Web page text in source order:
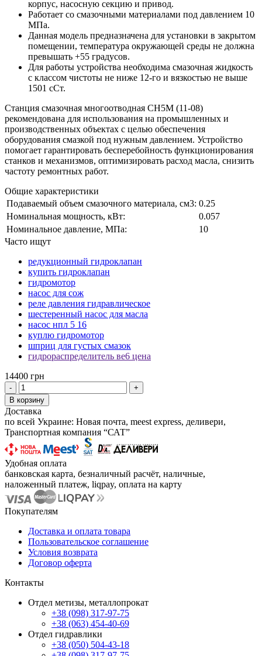
корпус, насосную секцию и привод.
Работает со смазочными материалами под давлением 10
МПа.
Данная модель предназначена для установки в закрытом
помещении, температура окружающей среды не должна
превышать +55 градусов.
Для работы устройства необходима смазочная жидкость
с классом чистоты не ниже 12-го и вязкостью не выше
1501 сСт.
Станция смазочная многоотводная СН5М (11-08)
рекомендована для использования на промышленных и
производственных объектах с целью обеспечения
оборудования смазкой под нужным давлением. Устройство
помогает гарантировать бесперебойность функционирования
станков и механизмов, оптимизировать расход масла, снизить
частоту ремонтных работ.
Общие характеристики
Подаваемый объем смазочного материала, см3: 0.25
Номинальная мощность, кВт:
0.057
Номинальное давление, МПа:
10
Часто ищут
редукционный гидроклапан
купить гидроклапан
гидромотор
насос для сож
реле давления гидравлическое
шестеренный насос для масла
насос нпл 5 16
куплю гидромотор
шприц для густых смазок
гидрораспределитель ве6 цена
14400 грн
-
+
В корзину
Доставка
по всей Украине: Новая почта, meest express, деливери,
Транспортная компания “САТ”
Удобная оплата
банковская карта, безналичный расчёт, наличные,
наложенный платеж, liqpay, оплата на карту
Покупателям
Доставка и оплата товара
Пользовательское соглашение
Условия возврата
Договор оферта
Контакты
Отдел метизы, металлопрокат
+38 (098) 317-97-75
+38 (063) 454-40-69
Отдел гидравлики
+38 (050) 504-43-18